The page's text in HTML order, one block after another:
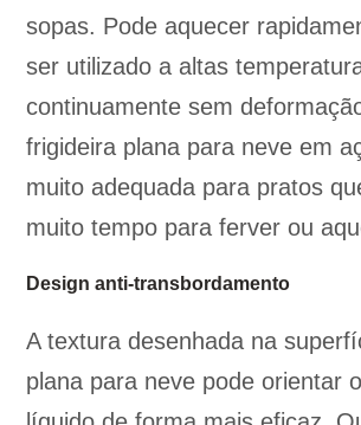
sopas. Pode aquecer
ser utilizado a altas
continuamente sem
frigideira plana para neve em
muito adequada para pratos
muito tempo para ferver ou
Design anti-transbordamento
A textura desenhada na
plana para neve pode orientar